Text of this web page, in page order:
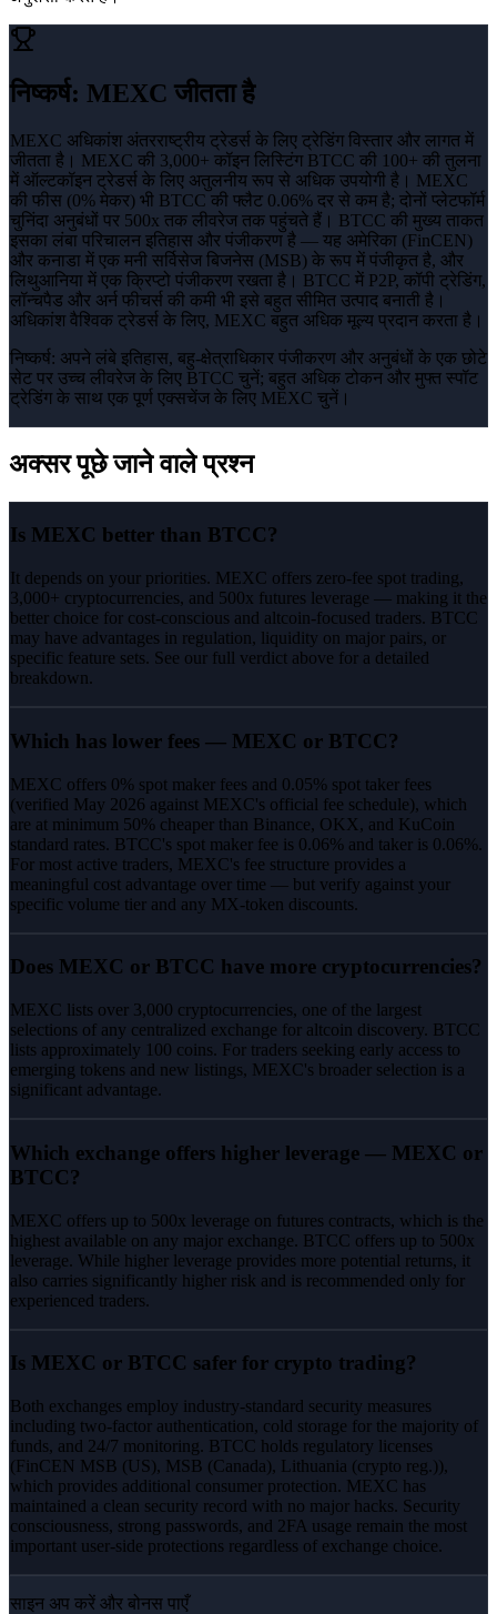
निष्कर्ष: MEXC जीतता है
MEXC अधिकांश अंतरराष्ट्रीय ट्रेडर्स के लिए ट्रेडिंग विस्तार और लागत में
जीतता है। MEXC की 3,000+ कॉइन लिस्टिंग BTCC की 100+ की तुलना
में ऑल्टकॉइन ट्रेडर्स के लिए अतुलनीय रूप से अधिक उपयोगी है। MEXC
की फीस (0% मेकर) भी BTCC की फ्लैट 0.06% दर से कम है; दोनों प्लेटफॉर्म
चुनिंदा अनुबंधों पर 500x तक लीवरेज तक पहुंचते हैं। BTCC की मुख्य ताकत
इसका लंबा परिचालन इतिहास और पंजीकरण है — यह अमेरिका (FinCEN)
और कनाडा में एक मनी सर्विसेज बिजनेस (MSB) के रूप में पंजीकृत है, और
लिथुआनिया में एक क्रिप्टो पंजीकरण रखता है। BTCC में P2P, कॉपी ट्रेडिंग,
लॉन्चपैड और अर्न फीचर्स की कमी भी इसे बहुत सीमित उत्पाद बनाती है।
अधिकांश वैश्विक ट्रेडर्स के लिए, MEXC बहुत अधिक मूल्य प्रदान करता है।
निष्कर्ष: अपने लंबे इतिहास, बहु-क्षेत्राधिकार पंजीकरण और अनुबंधों के एक छोटे
सेट पर उच्च लीवरेज के लिए BTCC चुनें; बहुत अधिक टोकन और मुफ्त स्पॉट
ट्रेडिंग के साथ एक पूर्ण एक्सचेंज के लिए MEXC चुनें।
अक्सर पूछे जाने वाले प्रश्न
Is MEXC better than BTCC?
It depends on your priorities. MEXC offers zero-fee spot trading,
3,000+ cryptocurrencies, and 500x futures leverage — making it the
better choice for cost-conscious and altcoin-focused traders. BTCC
may have advantages in regulation, liquidity on major pairs, or
specific feature sets. See our full verdict above for a detailed
breakdown.
Which has lower fees — MEXC or BTCC?
MEXC offers 0% spot maker fees and 0.05% spot taker fees
(verified May 2026 against MEXC's official fee schedule), which
are at minimum 50% cheaper than Binance, OKX, and KuCoin
standard rates. BTCC's spot maker fee is 0.06% and taker is 0.06%.
For most active traders, MEXC's fee structure provides a
meaningful cost advantage over time — but verify against your
specific volume tier and any MX-token discounts.
Does MEXC or BTCC have more cryptocurrencies?
MEXC lists over 3,000 cryptocurrencies, one of the largest
selections of any centralized exchange for altcoin discovery. BTCC
lists approximately 100 coins. For traders seeking early access to
emerging tokens and new listings, MEXC's broader selection is a
significant advantage.
Which exchange offers higher leverage — MEXC or
BTCC?
MEXC offers up to 500x leverage on futures contracts, which is the
highest available on any major exchange. BTCC offers up to 500x
leverage. While higher leverage provides more potential returns, it
also carries significantly higher risk and is recommended only for
experienced traders.
Is MEXC or BTCC safer for crypto trading?
Both exchanges employ industry-standard security measures
including two-factor authentication, cold storage for the majority of
funds, and 24/7 monitoring. BTCC holds regulatory licenses
(FinCEN MSB (US), MSB (Canada), Lithuania (crypto reg.)),
which provides additional consumer protection. MEXC has
maintained a clean security record with no major hacks. Security
consciousness, strong passwords, and 2FA usage remain the most
important user-side protections regardless of exchange choice.
साइन अप करें और बोनस पाएँ